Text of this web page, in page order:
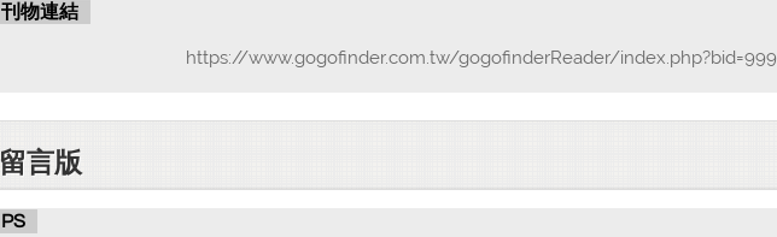
刊物連結
https://www.gogofinder.com.tw/gogofinderReader/index.php?bid=999
留言版
PS